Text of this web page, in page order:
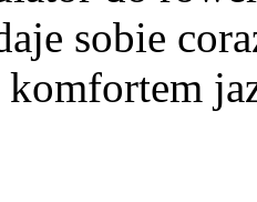
sobie
komfortem